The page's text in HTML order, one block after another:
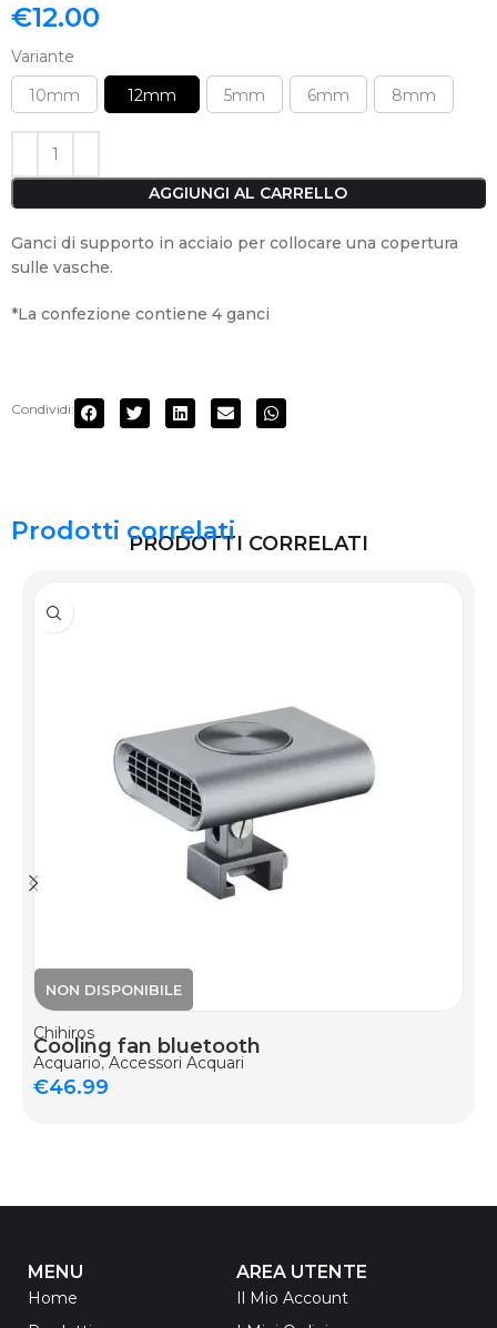
€12.00
Variante
10mm
12mm 5mm 6mm 8mm
AGGIUNGI AL CARRELLO
Ganci di supporto in acciaio per collocare una copertura
sulle vasche.
*La confezione contiene 4 ganci
Condividi:
PRODOTTI CORRELATI
Prodotti correlati
Chihiros
Cooling fan bluetooth
Acquario,Accessori Acquari
€46.99
MENU
Home
AREA UTENTE
Il Mio Account